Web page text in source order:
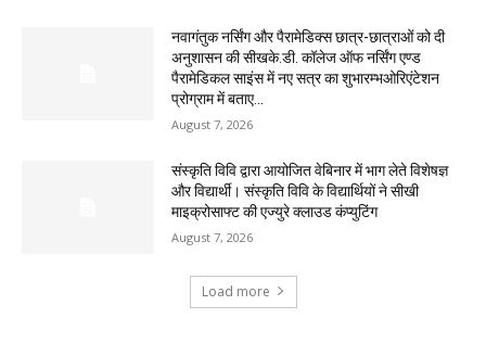
नवागंतुक नर्सिंग और पैरामेडिक्स छात्र-छात्राओं को दी
अनुशासन की सीखके.डी. कॉलेज ऑफ नर्सिंग एण्ड
पैरामेडिकल साइंस में नए सत्र का शुभारम्भओरिएंटेशन
प्रोग्राम में बताए...
August 7, 2026
संस्कृति विवि द्वारा आयोजित वेबिनार में भाग लेते विशेषज्ञ
और विद्यार्थी। संस्कृति विवि के विद्यार्थियों ने सीखी
माइक्रोसाफ्ट की एज्युरे क्लाउड कंप्युटिंग
August 7, 2026
Load more